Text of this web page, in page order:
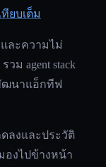
ทียบเต็ม
ละความไม่
ม agent stack
ฒนาแอ็กทีฟ
ลงและประวัติ
องไปข้างหน้า